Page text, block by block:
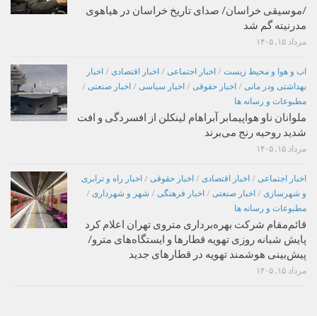
/موسیقی خراسان/ صدای تاریخ خراسان در هیاهوی
مدرنیته گم شد
مرداد ۱۵, ۱۴۰۵
اب و هوا و محیط زیست / اخبار اجتماعی / اخبار اقتصادی / اخبار
بهداشتی ودر مانی / اخبار حقوقی / اخبار سیاسی / اخبار صنعتی /
مطبوعات و رسانه ها
ملوانان ناو هواپیمابر آبراهام لینکلن از افسردگی و افت
شدید روحیه رنج می‌برند
مرداد ۱۵, ۱۴۰۵
اخبار اجتماعی / اخبار اقتصادی / اخبار حقوقی / اخبار راه و ترابری
و شهرسازی / اخبار صنعتی / اخبار فرهنگی / شهر و شهرداری /
مطبوعات و رسانه ها
قائم‌مقام شرکت بهره‌برداری متروی تهران اعلام کرد
پایش شبانه روزی تهویه قطارها و ایستگاه‌های مترو/
پیش‌بینی هوشمند تهویه در قطارهای جدید
مرداد ۱۵, ۱۴۰۵